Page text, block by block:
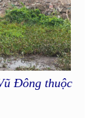
Đông thuộc